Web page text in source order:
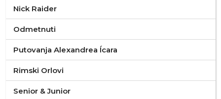
Nick Raider
Odmetnuti
Putovanja Alexandrea Ícara
Rimski Orlovi
Senior & Junior